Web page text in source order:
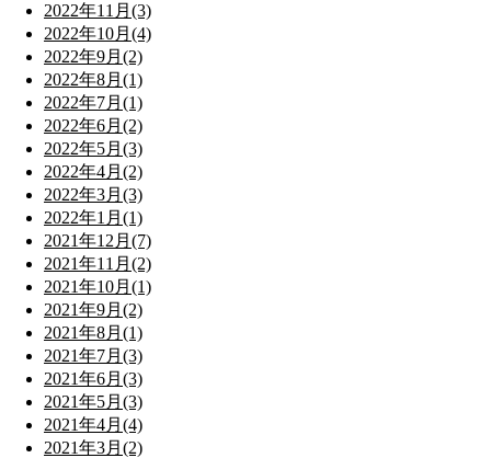
2022年11月(3)
2022年10月(4)
2022年9月(2)
2022年8月(1)
2022年7月(1)
2022年6月(2)
2022年5月(3)
2022年4月(2)
2022年3月(3)
2022年1月(1)
2021年12月(7)
2021年11月(2)
2021年10月(1)
2021年9月(2)
2021年8月(1)
2021年7月(3)
2021年6月(3)
2021年5月(3)
2021年4月(4)
2021年3月(2)